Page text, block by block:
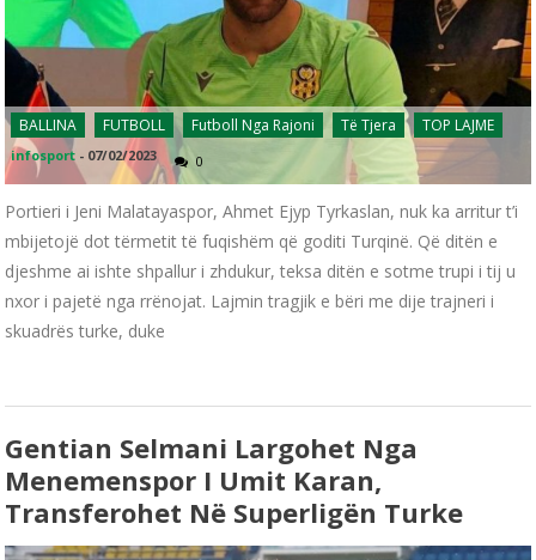
BALLINA FUTBOLL Futboll Nga Rajoni Të Tjera TOP LAJME
infosport - 07/02/2023 0
Portieri i Jeni Malatayaspor, Ahmet Ejyp Tyrkaslan, nuk ka arritur t’i
mbijetojë dot tërmetit të fuqishëm që goditi Turqinë. Që ditën e
djeshme ai ishte shpallur i zhdukur, teksa ditën e sotme trupi i tij u
nxor i pajetë nga rrënojat. Lajmin tragjik e bëri me dije trajneri i
skuadrës turke, duke
Gentian Selmani Largohet Nga
Menemenspor I Umit Karan,
Transferohet Në Superligën Turke